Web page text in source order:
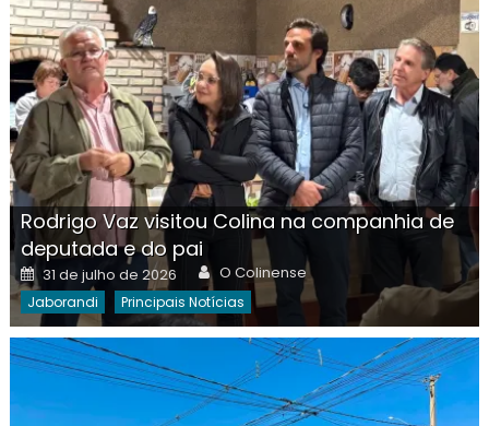
Rodrigo Vaz visitou Colina na companhia de
deputada e do pai
Posted
on
31 de julho de 2026 Author
O Colinense
Jaborandi Principais Notícias